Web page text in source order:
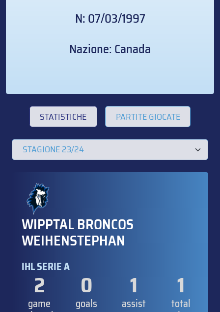
N: 07/03/1997
Nazione: Canada
STATISTICHE PARTITE GIOCATE
WIPPTAL BRONCOS
WEIHENSTEPHAN
IHL SERIE A
2
game
0
goals
1
assist
1
total